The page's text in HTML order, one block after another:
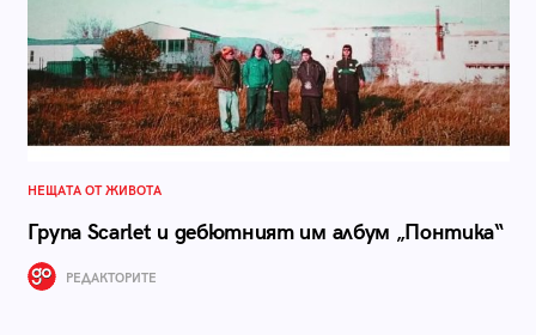
НЕЩАТА ОТ ЖИВОТА
Група Scarlet и дебютният им албум „Понтика“
РЕДАКТОРИТЕ